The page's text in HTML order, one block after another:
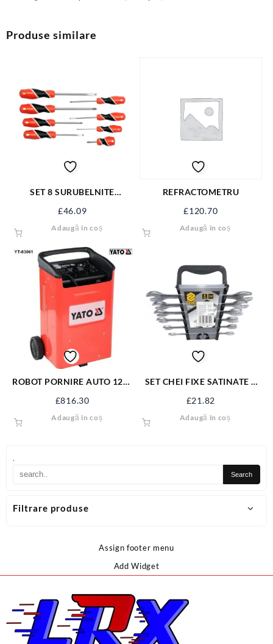
.
Filtrare produse
Produse similare
SET 8 SURUBELNITE
£46.09
Adaugă în coș
REFRACTOMETRU
£120.70
Adaugă în coș
ROBOT PORNIRE AUTO 12V-
£816.30
Adaugă în coș
SET CHEI FIXE SATINATE 6
£21.82
Adaugă în coș
Assign footer menu
Add Widget